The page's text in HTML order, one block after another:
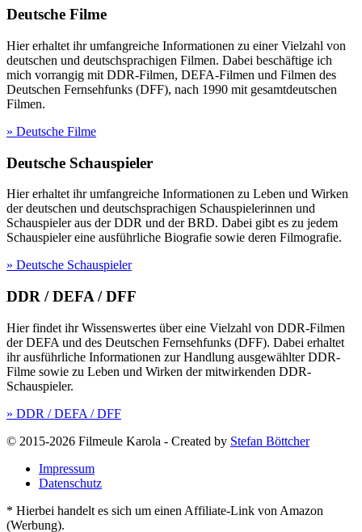
Deutsche Filme
Hier erhaltet ihr umfangreiche Informationen zu einer Vielzahl von
deutschen und deutschsprachigen Filmen. Dabei beschäftige ich
mich vorrangig mit DDR-Filmen, DEFA-Filmen und Filmen des
Deutschen Fernsehfunks (DFF), nach 1990 mit gesamtdeutschen
Filmen.
» Deutsche Filme
Deutsche Schauspieler
Hier erhaltet ihr umfangreiche Informationen zu Leben und Wirken
der deutschen und deutschsprachigen Schauspielerinnen und
Schauspieler aus der DDR und der BRD. Dabei gibt es zu jedem
Schauspieler eine ausführliche Biografie sowie deren Filmografie.
» Deutsche Schauspieler
DDR / DEFA / DFF
Hier findet ihr Wissenswertes über eine Vielzahl von DDR-Filmen
der DEFA und des Deutschen Fernsehfunks (DFF). Dabei erhaltet
ihr ausführliche Informationen zur Handlung ausgewählter DDR-
Filme sowie zu Leben und Wirken der mitwirkenden DDR-
Schauspieler.
» DDR / DEFA / DFF
© 2015-2026 Filmeule Karola - Created by Stefan Böttcher
Impressum
Datenschutz
* Hierbei handelt es sich um einen Affiliate-Link von Amazon
(Werbung).